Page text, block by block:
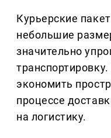
Курьерские
небольшие
значительно
экономить
процессе
на логистику.